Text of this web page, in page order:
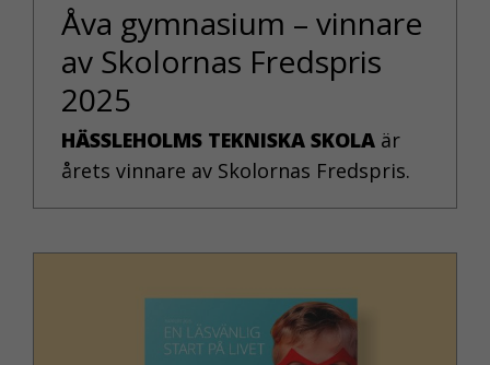
Åva gymnasium – vinnare
av Skolornas Fredspris
2025
HÄSSLEHOLMS TEKNISKA SKOLA är
årets vinnare av Skolornas Fredspris.